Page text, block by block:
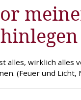
alles, wirklich alles
(Feuer und Licht,